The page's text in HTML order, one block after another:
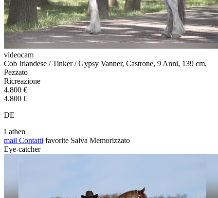
videocam
Cob Irlandese / Tinker / Gypsy Vanner, Castrone, 9 Anni, 139 cm,
Pezzato
Ricreazione
4.800 €
4.800 €
DE
Lathen
mail Contatti favorite Salva Memorizzato
Eye-catcher